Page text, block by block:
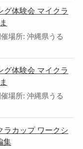
グ体験会 マイクラ
場所: 沖縄県うる
グ体験会 マイクラ
場所: 沖縄県うる
ラカップ ワークシ
集